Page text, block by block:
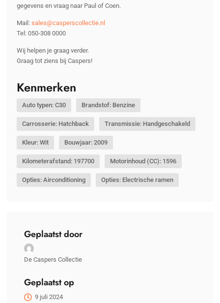
gegevens en vraag naar Paul of Coen.
Mail: sales@casperscollectie.nl
Tel: 050-308 0000
Wij helpen je graag verder.
Graag tot ziens bij Caspers!
Kenmerken
Auto typen: C30 Brandstof: Benzine
Carrosserie: Hatchback Transmissie: Handgeschakeld
Kleur: Wit Bouwjaar: 2009
Kilometerafstand: 197700 Motorinhoud (CC): 1596
Opties: Airconditioning Opties: Electrische ramen
Geplaatst door
De Caspers Collectie
Geplaatst op
9 juli 2024